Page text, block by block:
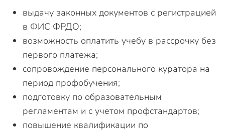
выдачу законных документов с регистрацией
в ФИС ФРДО;
возможность оплатить учебу в рассрочку без
первого платежа;
сопровождение персонального куратора на
период профобучения;
подготовку по образовательным
регламентам и с учетом профстандартов;
повышение квалификации по